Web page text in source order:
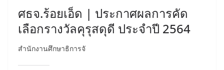
ศธจ.ร้อยเอ็ด | ประกาศผลการคัด
เลือกรางวัลคุรุสดุดี ประจำปี 2564
สำนักงานศึกษาธิการจั